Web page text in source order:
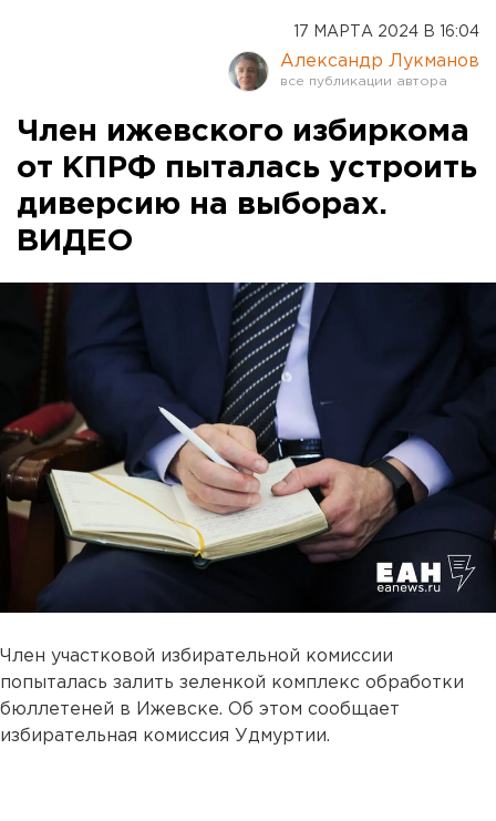
17 МАРТА 2024 В 16:04
Александр Лукманов
Член ижевского избиркома
от КПРФ пыталась устроить
диверсию на выборах.
ВИДЕО
Член участковой избирательной комиссии
попыталась залить зеленкой комплекс обработки
бюллетеней в Ижевске. Об этом сообщает
избирательная комиссия Удмуртии.